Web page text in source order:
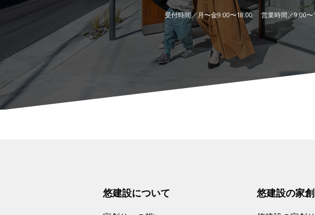
受付時間／月〜金9:00〜18:00 営業時間／9:00〜
悠建設について 悠建設の家